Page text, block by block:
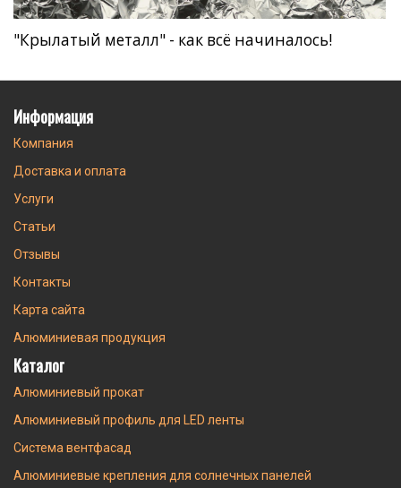
"Крылатый металл" - как всё начиналось!
Информация
Компания
Доставка и оплата
Услуги
Статьи
Отзывы
Контакты
Карта сайта
Алюминиевая продукция
Каталог
Алюминиевый прокат
Алюминиевый профиль для LED ленты
Система вентфасад
Алюминиевые крепления для солнечных панелей